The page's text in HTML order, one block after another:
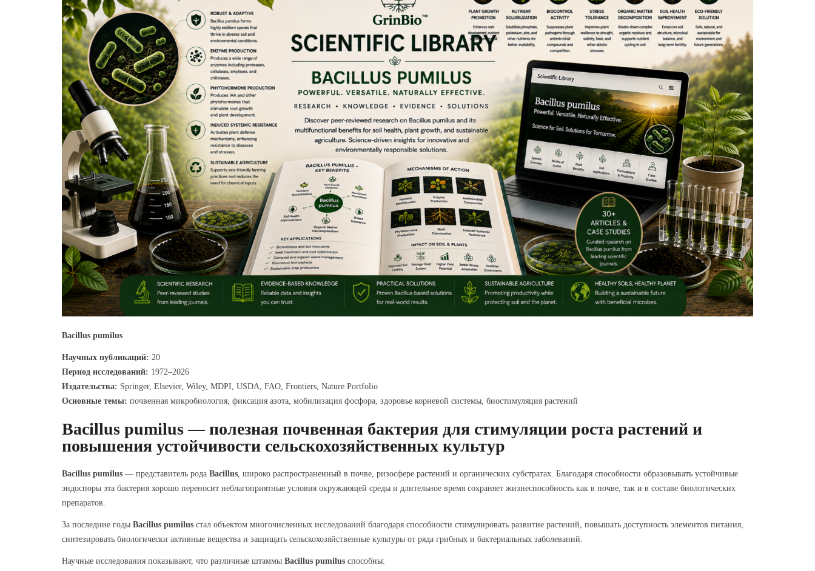
Bacillus pumilus
Научных публикаций: 20
Период исследований: 1972–2026
Издательства: Springer, Elsevier, Wiley, MDPI, USDA, FAO, Frontiers, Nature Portfolio
Основные темы: почвенная микробиология, фиксация азота, мобилизация фосфора, здоровье корневой системы, биостимуляция растений
Bacillus pumilus — полезная почвенная бактерия для стимуляции роста растений и
повышения устойчивости сельскохозяйственных культур
Bacillus pumilus — представитель рода Bacillus , широко распространенный в почве, ризосфере растений и органических субстратах. Благодаря способности образовывать устойчивые
эндоспоры эта бактерия хорошо переносит неблагоприятные условия окружающей среды и длительное время сохраняет жизнеспособность как в почве, так и в составе биологических
препаратов.
За последние годы Bacillus pumilus стал объектом многочисленных исследований благодаря способности стимулировать развитие растений, повышать доступность элементов питания,
синтезировать биологически активные вещества и защищать сельскохозяйственные культуры от ряда грибных и бактериальных заболеваний.
Научные исследования показывают, что различные штаммы Bacillus pumilus способны: